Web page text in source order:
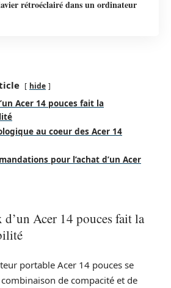
rétroéclairé dans un ordinateur
hide
Acer 14 pouces fait la
au coeur des Acer 14
pour l’achat d’un Acer
Acer 14 pouces fait la
portable Acer 14 pouces se
de compacité et de